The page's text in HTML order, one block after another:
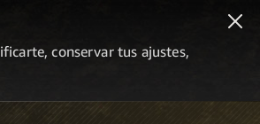
conservar tus ajustes,